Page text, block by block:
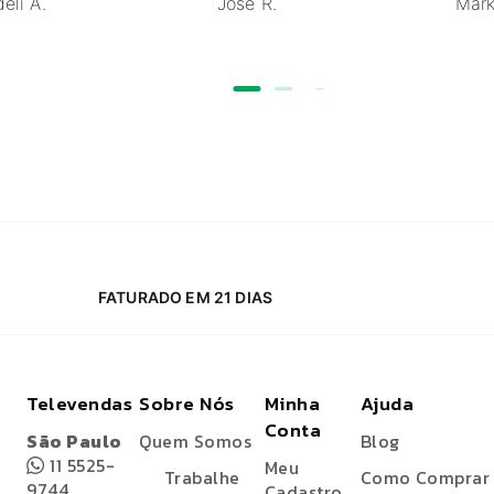
FATURADO EM 21 DIAS
Televendas
São Paulo
11 5525-
Sobre Nós
Quem Somos
Trabalhe
Minha
Conta
Meu
Ajuda
Blog
Como Comprar